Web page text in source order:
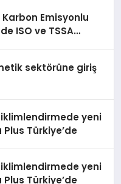
Karbon Emisyonlu
ISO ve TSSA
sektörüne giriş
iklimlendirmede yeni
Türkiye’de
iklimlendirmede yeni
Türkiye’de